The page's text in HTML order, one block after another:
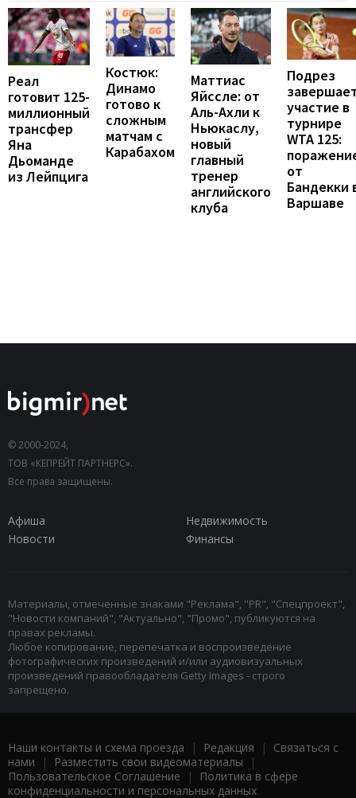
Реал
готовит 125-
миллионный
трансфер
Яна
Дьоманде
из Лейпцига
Костюк:
Динамо
готово к
сложным
матчам с
Карабахом
Маттиас
Яйссле: от
Аль-Ахли к
Ньюкаслу,
новый
главный
тренер
английского
клуба
Подрез
участие в
турнире
WTA 125:
от
Бандекки
Варшаве
© 2000-2024,
ТОВ «КЕПРЕЙТ ПАРТНЕРС».
Все права защищены.
Афиша
Недвижимость
Новости
Финансы
Материалы, отмеченные знаками "Реклама", "PR", "Спецпроект",
"Новости компаний", "Актуально", "Промо", публикуются на
правах рекламы.
Любое копирование, перепечатка и воспроизведение
фотографических произведений и/или аудиовизуальных
произведений правообладателя Getty Images - строго
запрещено.
Наши контакты и схема проезда | Редакция | Связаться с
нами | Разместить свои видеоматериалы |
Пользовательское Соглашение |
Политика в сфере
конфиденциальности и персональных данных